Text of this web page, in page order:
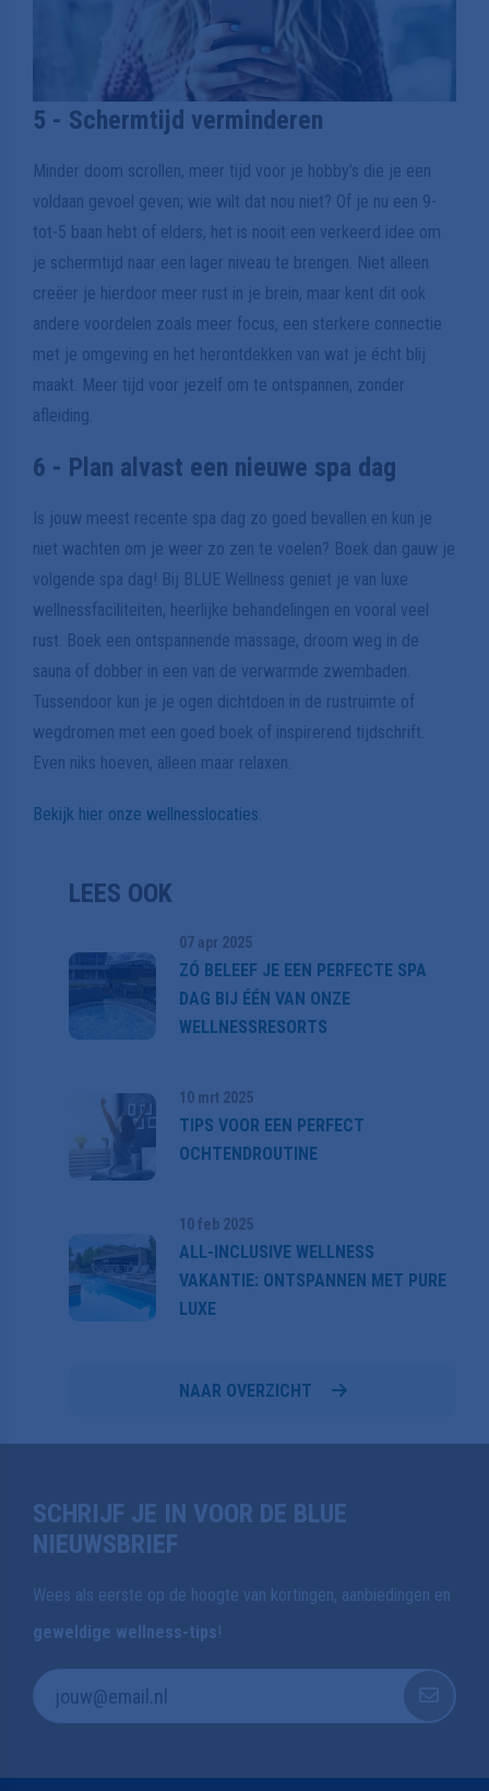
5 - Schermtijd verminderen
Minder doom scrollen, meer tijd voor je hobby’s die je een
voldaan gevoel geven; wie wilt dat nou niet? Of je nu een 9-
tot-5 baan hebt of elders, het is nooit een verkeerd idee om
je schermtijd naar een lager niveau te brengen. Niet alleen
creëer je hierdoor meer rust in je brein, maar kent dit ook
andere voordelen zoals meer focus, een sterkere connectie
met je omgeving en het herontdekken van wat je écht blij
maakt. Meer tijd voor jezelf om te ontspannen, zonder
afleiding.
6 - Plan alvast een nieuwe spa dag
Is jouw meest recente spa dag zo goed bevallen en kun je
niet wachten om je weer zo zen te voelen? Boek dan gauw je
volgende spa dag! Bij BLUE Wellness geniet je van luxe
wellnessfaciliteiten, heerlijke behandelingen en vooral veel
rust. Boek een ontspannende massage, droom weg in de
sauna of dobber in een van de verwarmde zwembaden.
Tussendoor kun je je ogen dichtdoen in de rustruimte of
wegdromen met een goed boek of inspirerend tijdschrift.
Even niks hoeven, alleen maar relaxen.
Bekijk hier onze wellnesslocaties.
LEES OOK
07 apr 2025
ZÓ BELEEF JE EEN PERFECTE SPA
DAG BIJ ÉÉN VAN ONZE
WELLNESSRESORTS
10 mrt 2025
TIPS VOOR EEN PERFECT
OCHTENDROUTINE
10 feb 2025
ALL-INCLUSIVE WELLNESS
VAKANTIE: ONTSPANNEN MET PURE
LUXE
NAAR OVERZICHT
SCHRIJF JE IN VOOR DE BLUE
NIEUWSBRIEF
Wees als eerste op de hoogte van kortingen, aanbiedingen en
geweldige wellness-tips!